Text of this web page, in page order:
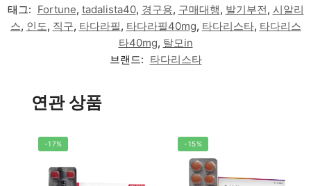
태그: Fortune, tadalista40, 경구용, 구매대행, 발기부전, 시알리
스, 인도, 직구, 타다라필, 타다라필40mg, 타다리스타, 타다리스
타40mg, 탈모in
브랜드: 타다리스타
연관 상품
-17% -15%